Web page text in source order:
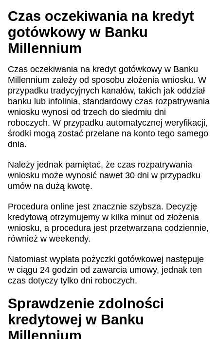
Czas oczekiwania na kredyt
gotówkowy w Banku
Millennium
Czas oczekiwania na kredyt gotówkowy w Banku
Millennium zależy od sposobu złożenia wniosku. W
przypadku tradycyjnych kanałów, takich jak oddział
banku lub infolinia, standardowy czas rozpatrywania
wniosku wynosi od trzech do siedmiu dni
roboczych. W przypadku automatycznej weryfikacji,
środki mogą zostać przelane na konto tego samego
dnia.
Należy jednak pamiętać, że czas rozpatrywania
wniosku może wynosić nawet 30 dni w przypadku
umów na dużą kwotę.
Procedura online jest znacznie szybsza. Decyzję
kredytową otrzymujemy w kilka minut od złożenia
wniosku, a procedura jest przetwarzana codziennie,
również w weekendy.
Natomiast wypłata pożyczki gotówkowej następuje
w ciągu 24 godzin od zawarcia umowy, jednak ten
czas dotyczy tylko dni roboczych.
Sprawdzenie zdolności
kredytowej w Banku
Millennium